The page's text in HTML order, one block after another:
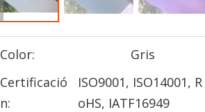
Color: Gris
Certificació
n:
ISO9001, ISO14001, R
oHS, IATF16949